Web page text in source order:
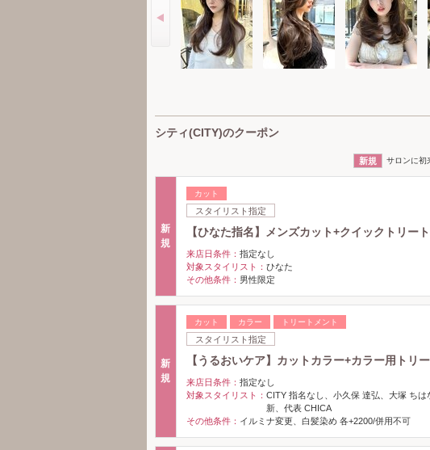
シティ(CITY)のクーポン
新規 サロンに初
新
規
カット
スタイリスト指定
【ひなた指名】メンズカット+クイックトリー
来店日条件： 指定なし
対象スタイリスト： ひなた
その他条件： 男性限定
新
規
カット カラー トリートメント
スタイリスト指定
【うるおいケア】カットカラー+カラー用トリ
来店日条件： 指定なし
対象スタイリスト： CITY 指名なし、小久保 達弘、大塚 ち
新、代表 CHICA
その他条件： イルミナ変更、白髪染め 各+2200/併用不可